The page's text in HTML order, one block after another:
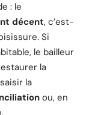
: le
décent, c’est-
Si
le bailleur
la
la
ou, en